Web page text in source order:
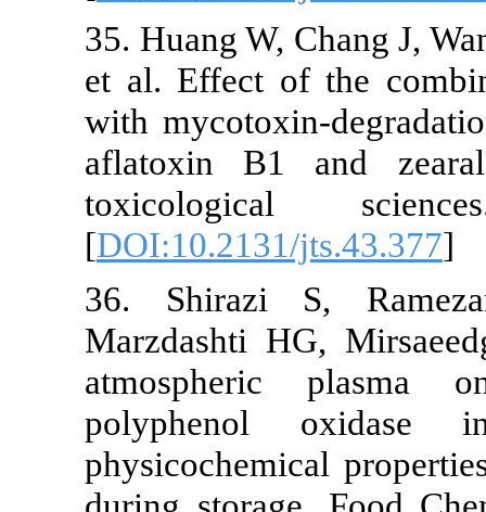
35. Huang W,
et al. Effect of the
with mycotoxin-
aflatoxin B1 and
toxicological
[DOI:10.2131/
36. Shirazi S,
Marzdashti HG,
atmospheric
polyphenol
physicochemical